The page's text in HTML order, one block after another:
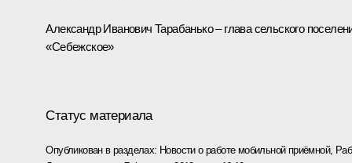
Александр Иванович Тарабанько – глава сельского
«Себежское»
Статус материала
Опубликован в разделах: Новости о работе мобильной приёмной,